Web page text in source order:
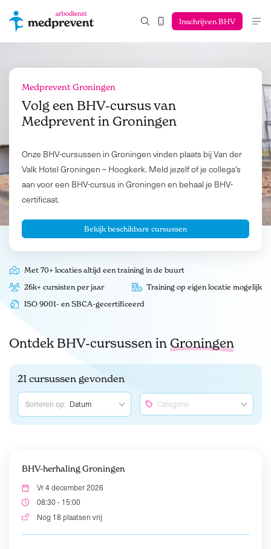
Inschrijven BHV
Medprevent Groningen
Volg een BHV-cursus van
Medprevent in Groningen
Onze BHV-cursussen in Groningen vinden plaats bij Van der
Valk Hotel Groningen – Hoogkerk. Meld jezelf of je collega’s
aan voor een BHV-cursus in Groningen en behaal je BHV-
certificaat.
Bekijk beschikbare cursussen
Met 70+ locaties altijd een training in de buurt
26k+ cursisten per jaar
Training op eigen locatie mogelijk
ISO 9001- en SBCA-gecertificeerd
Ontdek BHV-cursussen in Groningen
21 cursussen gevonden
Sorteren op:
BHV-herhaling Groningen
Vr 4 december 2026
08:30 - 15:00
Nog 18 plaatsen vrij